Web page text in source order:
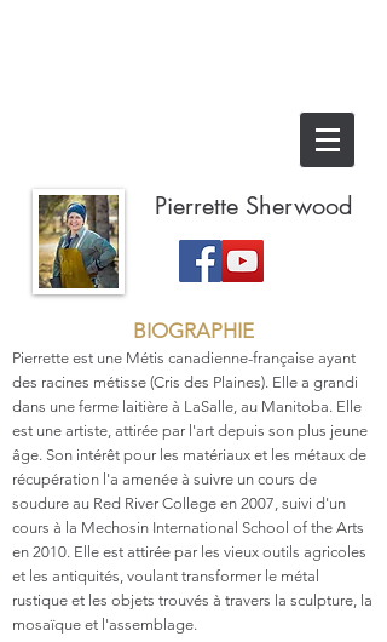
Pierrette Sherwood
BIOGRAPHIE
Pierrette est une Métis canadienne-française ayant
des racines métisse (Cris des Plaines). Elle a grandi
dans une ferme laitière à LaSalle, au Manitoba. Elle
est une artiste, attirée par l'art depuis son plus jeune
âge. Son intérêt pour les matériaux et les métaux de
récupération l'a amenée à suivre un cours de
soudure au Red River College en 2007, suivi d'un
cours à la Mechosin International School of the Arts
en 2010. Elle est attirée par les vieux outils agricoles
et les antiquités, voulant transformer le métal
rustique et les objets trouvés à travers la sculpture, la
mosaïque et l'assemblage.